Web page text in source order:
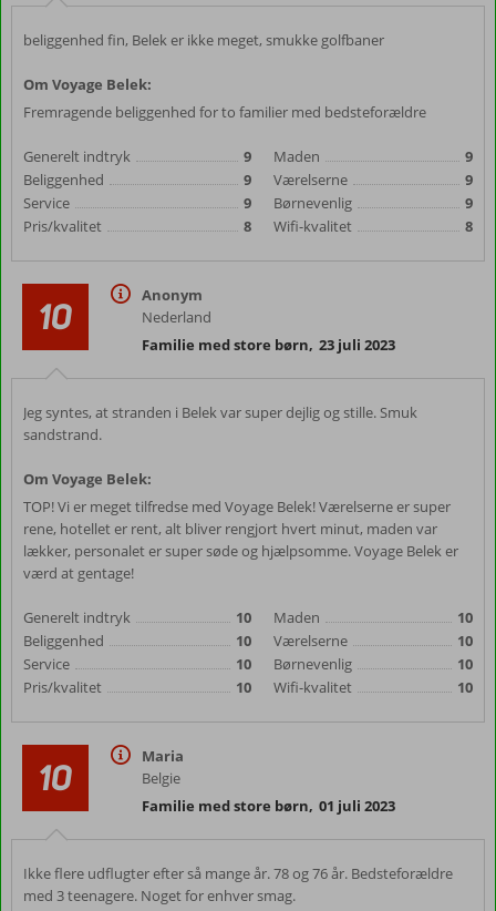
beliggenhed fin, Belek er ikke meget, smukke golfbaner
Om Voyage Belek:
Fremragende beliggenhed for to familier med bedsteforældre
Generelt indtryk
9
Beliggenhed
9
Service
9
Pris/kvalitet
8
Maden
9
Værelserne
9
Børnevenlig
9
Wifi-kvalitet
8
10
Anonym
Nederland
Familie med store børn, 23 juli 2023
Jeg syntes, at stranden i Belek var super dejlig og stille. Smuk
sandstrand.
Om Voyage Belek:
TOP! Vi er meget tilfredse med Voyage Belek! Værelserne er super
rene, hotellet er rent, alt bliver rengjort hvert minut, maden var
lækker, personalet er super søde og hjælpsomme. Voyage Belek er
værd at gentage!
Generelt indtryk
10
Beliggenhed
10
Service
10
Pris/kvalitet
10
Maden
10
Værelserne
10
Børnevenlig
10
Wifi-kvalitet
10
10
Maria
Belgie
Familie med store børn, 01 juli 2023
Ikke flere udflugter efter så mange år. 78 og 76 år. Bedsteforældre
med 3 teenagere. Noget for enhver smag.